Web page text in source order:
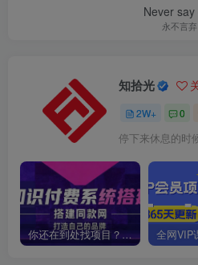
Never say
永不言弃
知拾光
2W+ 0
停下来休息的时
你还在到处找项目？还在当韭菜？我靠卖项目一个月收入5万+，曾经我也是个失败者。